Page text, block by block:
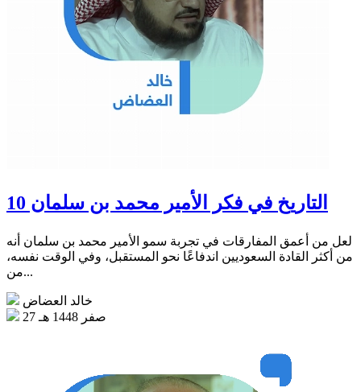
التاريخ في فكر الأمير محمد بن سلمان 10
لعل من أعمق المفارقات في تجربة سمو الأمير محمد بن سلمان أنه
من أكثر القادة السعوديين اندفاعًا نحو المستقبل، وفي الوقت نفسه،
من...
خالد العضاض
27 صفر 1448 هـ